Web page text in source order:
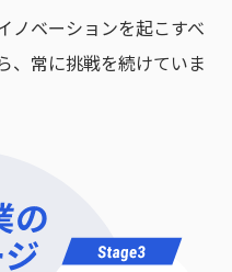
ノベーションを起こすべ
、常に挑戦を続けていま